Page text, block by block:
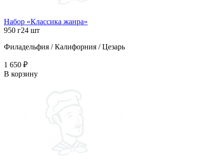
Набор «Классика жанра»
950 г24 шт
Филадельфия / Калифорния / Цезарь
1 650 ₽
В корзину